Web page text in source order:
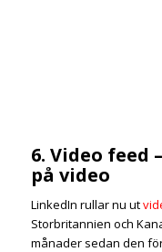
6. Video feed
på video
LinkedIn rullar nu ut
Storbritannien och
månader sedan den